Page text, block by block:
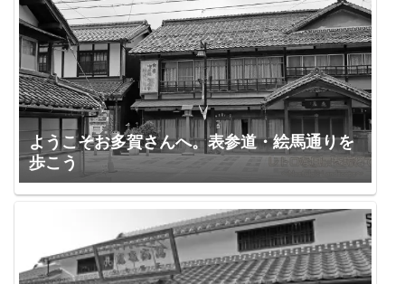
ようこそお多賀さんへ。表参道・絵馬通りを
歩こう